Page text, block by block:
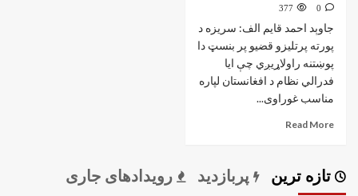
0
377
جاوېد احمد قايم الف: سریزه د
پورته پرتلیزو قضیو پر بنسټ دا
پوښتنه راولاړیږي چې ایا
فدرالي نظام د افغانستان لپاره
مناسب غوراوی...
Read More
تازه ترین پربازدید رویدادهای جاری